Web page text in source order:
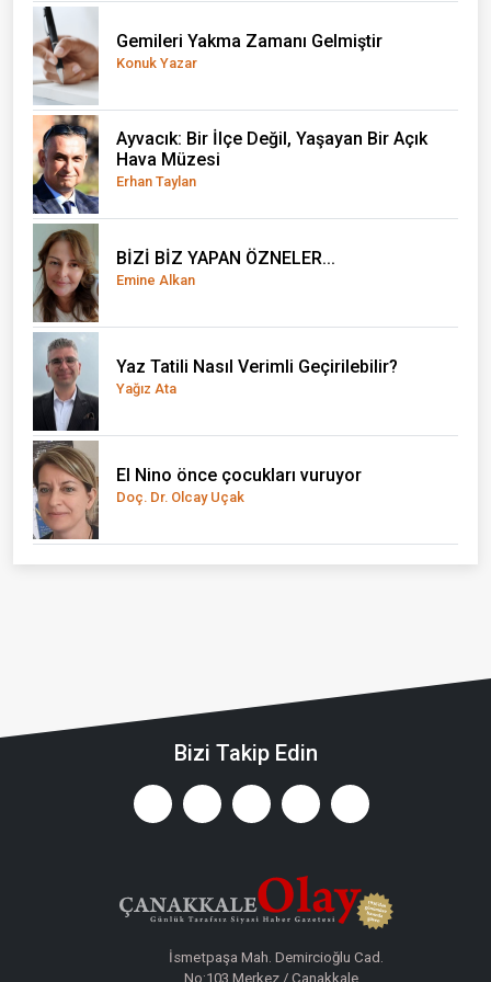
Gemileri Yakma Zamanı Gelmiştir
Konuk Yazar
Ayvacık: Bir İlçe Değil, Yaşayan Bir Açık
Hava Müzesi
Erhan Taylan
BİZİ BİZ YAPAN ÖZNELER...
Emine Alkan
Yaz Tatili Nasıl Verimli Geçirilebilir?
Yağız Ata
El Nino önce çocukları vuruyor
Doç. Dr. Olcay Uçak
Bizi Takip Edin
İsmetpaşa Mah. Demircioğlu Cad.
No:103 Merkez / Çanakkale